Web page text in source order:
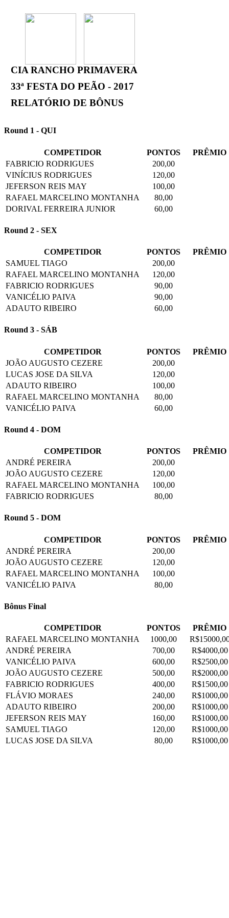
CIA RANCHO PRIMAVERA
33ª FESTA DO PEÃO - 2017
RELATÓRIO DE BÔNUS
Round 1 - QUI
COMPETIDOR PONTOS
PRÊMIO
FABRICIO RODRIGUES
200,00
VINÍCIUS RODRIGUES
120,00
JEFERSON REIS MAY
100,00
RAFAEL MARCELINO MONTANHA
80,00
DORIVAL FERREIRA JUNIOR
60,00
Round 2 - SEX
COMPETIDOR PONTOS
PRÊMIO
SAMUEL TIAGO
200,00
RAFAEL MARCELINO MONTANHA
120,00
FABRICIO RODRIGUES
90,00
VANICÉLIO PAIVA
90,00
ADAUTO RIBEIRO
60,00
Round 3 - SÁB
COMPETIDOR PONTOS
PRÊMIO
JOÃO AUGUSTO CEZERE
200,00
LUCAS JOSE DA SILVA
120,00
ADAUTO RIBEIRO
100,00
RAFAEL MARCELINO MONTANHA
80,00
VANICÉLIO PAIVA
60,00
Round 4 - DOM
COMPETIDOR PONTOS
PRÊMIO
ANDRÉ PEREIRA
200,00
JOÃO AUGUSTO CEZERE
120,00
RAFAEL MARCELINO MONTANHA
100,00
FABRICIO RODRIGUES
80,00
Round 5 - DOM
COMPETIDOR PONTOS
PRÊMIO
ANDRÉ PEREIRA
200,00
JOÃO AUGUSTO CEZERE
120,00
RAFAEL MARCELINO MONTANHA
100,00
VANICÉLIO PAIVA
80,00
Bônus Final
COMPETIDOR PONTOS
PRÊMIO
RAFAEL MARCELINO MONTANHA
1000,00
ANDRÉ PEREIRA
700,00
R$4000,00
VANICÉLIO PAIVA
600,00
R$2500,00
JOÃO AUGUSTO CEZERE
500,00
R$2000,00
FABRICIO RODRIGUES
400,00
R$1500,00
FLÁVIO MORAES
240,00
R$1000,00
ADAUTO RIBEIRO
200,00
R$1000,00
JEFERSON REIS MAY
160,00
R$1000,00
SAMUEL TIAGO
120,00
R$1000,00
LUCAS JOSE DA SILVA
80,00 R$1000,00